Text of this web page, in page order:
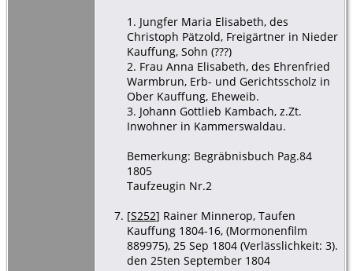
1. Jungfer Maria Elisabeth, des
Christoph Pätzold, Freigärtner in Nieder
Kauffung, Sohn (???)
2. Frau Anna Elisabeth, des Ehrenfried
Warmbrun, Erb- und Gerichtsscholz in
Ober Kauffung, Eheweib.
3. Johann Gottlieb Kambach, z.Zt.
Inwohner in Kammerswaldau.
Bemerkung: Begräbnisbuch Pag.84
1805
Taufzeugin Nr.2
[S252] Rainer Minnerop, Taufen
Kauffung 1804-16, (Mormonenfilm
889975), 25 Sep 1804 (Verlässlichkeit: 3).
den 25ten September 1804